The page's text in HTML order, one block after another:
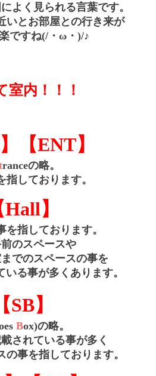
よく見られる言葉です。
いとお部屋との行き来が
ですね(/・ω・)/♪
室内！！！
【ENT】
ranceの略。
指しております。
Hall】
を指しております。
のスペースや
でのスペースの事を
る事が多くあります。
【SB】
Box)の略。
されている事が多く
の事を指しております。